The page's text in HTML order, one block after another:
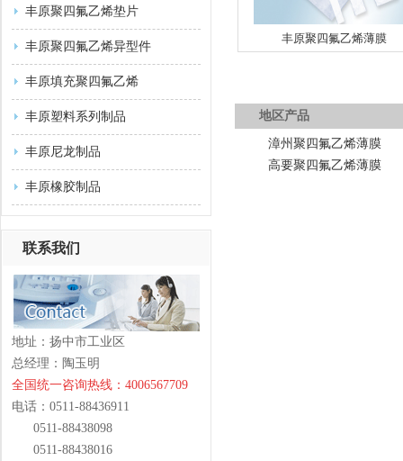
丰原聚四氟乙烯垫片
丰原聚四氟乙烯异型件
丰原填充聚四氟乙烯
丰原塑料系列制品
丰原尼龙制品
丰原橡胶制品
联系我们
地址：扬中市工业区
总经理：陶玉明
全国统一咨询热线：4006567709
电话：0511-88436911
0511-88438098
0511-88438016
丰原聚四氟乙烯薄膜
地区产品
漳州聚四氟乙烯薄膜
高要聚四氟乙烯薄膜